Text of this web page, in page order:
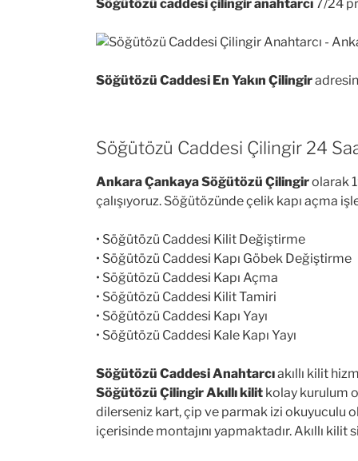
Söğütözü caddesi çilingir anahtarcı7/24
Söğütözü Caddesi En Yakın Çilingir
Söğütözü Caddesi Çilingir 24
Ankara Çankaya Söğütözü Çilingirolarak
çalışıyoruz. Söğütözünde çelik kapı açma
• Söğütözü Caddesi Kilit Değiştirme
• Söğütözü Caddesi Kapı Göbek Değiştirme
• Söğütözü Caddesi Kapı Açma
• Söğütözü Caddesi Kilit Tamiri
• Söğütözü Caddesi Kapı Yayı
• Söğütözü Caddesi Kale Kapı Yayı
Söğütözü Caddesi Anahtarcıakıllı kilit
Söğütözü Çilingir Akıllı kilit kolay kurulum
dilerseniz kart, çip ve parmak izi okuyuculu
içerisinde montajını yapmaktadır. Akıllı